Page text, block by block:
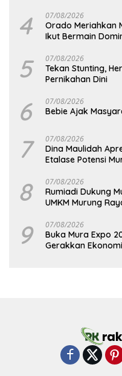
4 07/08/2026
Orado Meriahkan
Ikut Bermain
5 07/08/2026
Tekan Stunting,
Pernikahan Dini
6 07/08/2026
Bebie Ajak
7 07/08/2026
Dina Maulidah
Etalase Potensi
8 07/08/2026
Rumiadi Dukung
UMKM Murung
9 07/08/2026
Buka Mura Expo
Gerakkan